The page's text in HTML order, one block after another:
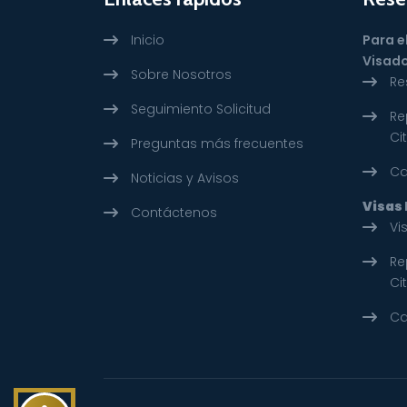
Inicio
Sobre Nosotros
Seguimiento Solicitud
Preguntas más frecuentes
Noticias y Avisos
Contáctenos
Para
Visas